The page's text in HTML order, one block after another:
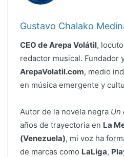
Gustavo Chalako
CEO de Arepa Volátil,
redactor musical. Fundador
ArepaVolatil.com, medio
en música emergente y
Autor de la novela negra Un
años de trayectoria en La
(Venezuela), mi voz ha
de marcas como LaLiga,